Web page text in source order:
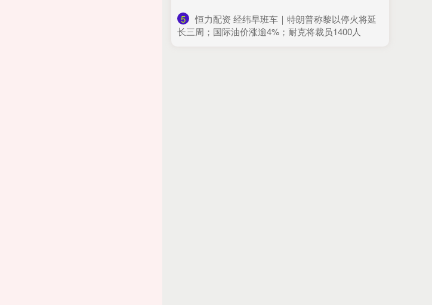
5
​恒力配资 经纬早班车｜特朗普称黎以停火将延
长三周；国际油价涨逾4%；耐克将裁员1400人